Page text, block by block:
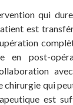
qui
est
en post-
chirurgie qui
est